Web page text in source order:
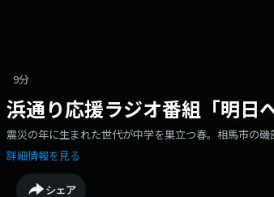
9分
浜通り応援ラジオ番組「明日
震災の年に生まれた世代が中学を巣立つ春。相馬市の磯
詳細情報を見る
シェア